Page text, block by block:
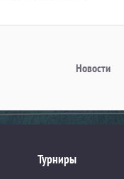
Новости
Турниры